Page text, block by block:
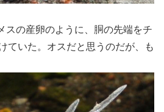
スの産卵のように、胴の先端をチ
ていた。オスだと思うのだが、も